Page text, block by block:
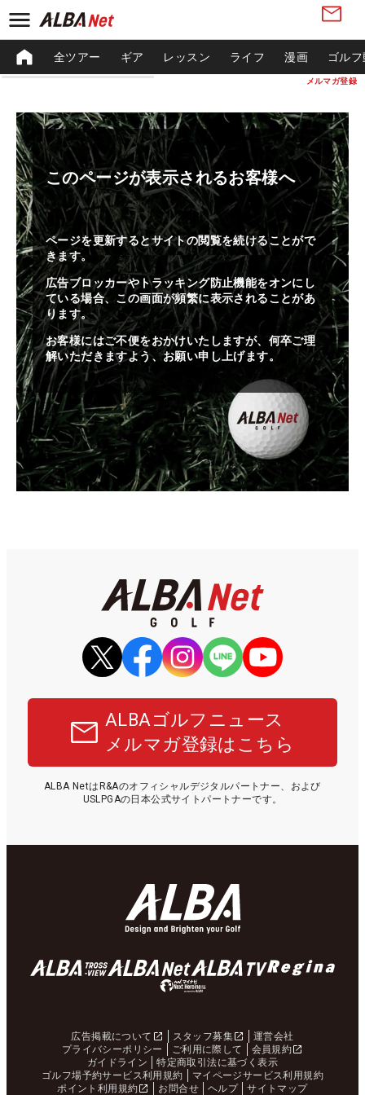
メルマガ登録
全ツアー ギア レッスン ライフ 漫画 ゴル
このページが表示されるお客様へ
ページを更新するとサイトの閲覧を続けることがで
きます。
広告ブロッカーやトラッキング防止機能をオンにし
ている場合、この画面が頻繁に表示されることがあ
ります。
お客様にはご不便をおかけいたしますが、何卒ご理
解いただきますよう、お願い申し上げます。
ALBAゴルフニュース
メルマガ登録はこちら
ALBA NetはR&Aのオフィシャルデジタルパートナー、および
USLPGAの日本公式サイトパートナーです。
広告掲載について スタッフ募集
運営会社
プライバシーポリシー
ご利用に際して
会員規約
ガイドライン
特定商取引法に基づく表示
ゴルフ場予約サービス利用規約
マイページサービス利用規約
ポイント利用規約
お問合せ ヘルプ サイトマップ